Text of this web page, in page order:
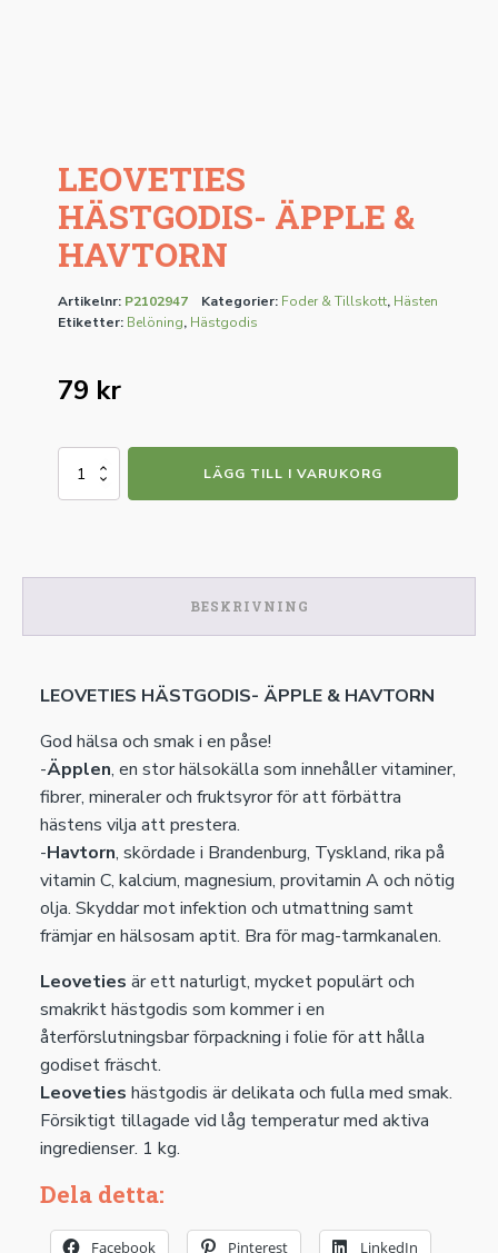
LEOVETIES
HÄSTGODIS- ÄPPLE &
HAVTORN
Artikelnr: P2102947 Kategorier: Foder & Tillskott, Hästen
Etiketter: Belöning, Hästgodis
79 kr
LEOVETIES
HÄSTGODIS-
LÄGG TILL I VARUKORG
BESKRIVNING
LEOVETIES HÄSTGODIS- ÄPPLE & HAVTORN
God hälsa och smak i en påse!
-Äpplen, en stor hälsokälla som innehåller vitaminer,
fibrer, mineraler och fruktsyror för att förbättra
hästens vilja att prestera.
-Havtorn, skördade i Brandenburg, Tyskland, rika på
vitamin C, kalcium, magnesium, provitamin A och nötig
olja. Skyddar mot infektion och utmattning samt
främjar en hälsosam aptit. Bra för mag-tarmkanalen.
Leoveties är ett naturligt, mycket populärt och
smakrikt hästgodis som kommer i en
återförslutningsbar förpackning i folie för att hålla
godiset fräscht.
Leoveties hästgodis är delikata och fulla med smak.
Försiktigt tillagade vid låg temperatur med aktiva
ingredienser. 1 kg.
Dela detta:
Facebook Pinterest LinkedIn